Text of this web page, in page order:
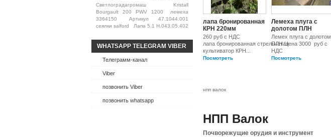
Светлоградагромаш
Kristall
Bourgault 200 PWV 1200
лемеха
3364150
Артикул 47.1044.001
сеялки salford
Лапа 5.1 Н.043.05.402
WHATSAPP TELEGRAM VIBER
Телеграмм-канал
Viber
позвонить Viber
позвонить whatsapp
лапа бронированная
КРН 220мм
260 руб с НДС
лапа бронированная стрельчатая
культиватор КРН...
Посмотреть
Лемеха плуга с
долотом ПЛН
Лемех плуга с долотом
ПЛН Цена 3000 руб с
НДС
Посмотреть
нпп валок
НПП Валок
Почворежущие орудия и инструмент